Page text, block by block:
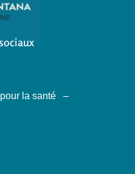
pour la santé –